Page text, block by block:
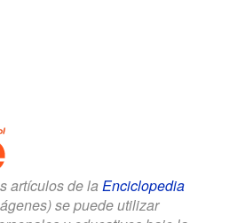
artículos de la Enciclopedia
se puede utilizar